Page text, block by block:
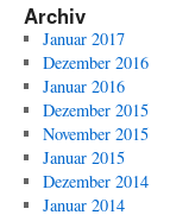
Archiv
Januar 2017
Dezember 2016
Januar 2016
Dezember 2015
November 2015
Januar 2015
Dezember 2014
Januar 2014